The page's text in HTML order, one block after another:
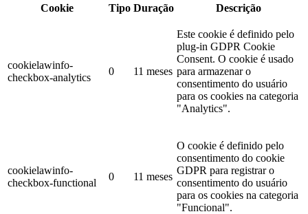
Cookie
Tipo Duração Descrição
cookielawinfo-
checkbox-analytics
0 11 meses
Este cookie é definido pelo
plug-in GDPR Cookie
Consent. O cookie é usado
para armazenar o
consentimento do usuário
para os cookies na categoria
"Analytics".
cookielawinfo-
checkbox-functional
0 11 meses
O cookie é definido pelo
consentimento do cookie
GDPR para registrar o
consentimento do usuário
para os cookies na categoria
"Funcional".